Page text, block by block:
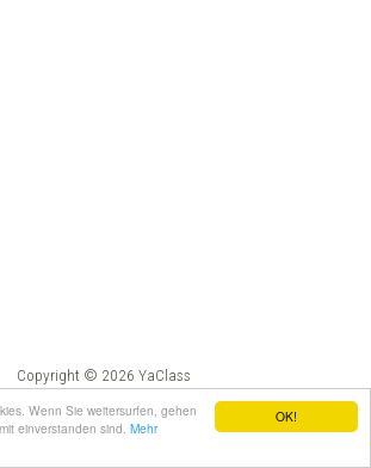
OK!
Wenn Sie weitersurfen, gehen
einverstanden sind. Mehr
Copyright © 2026 YaClass
Impressum
AGB